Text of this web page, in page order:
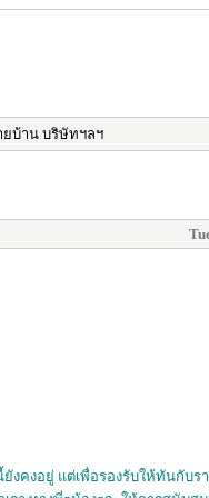
ยบ้าน บริษัทฯลฯ
คงอยู่ แต่เพื่อรองรับให้ทันกับร